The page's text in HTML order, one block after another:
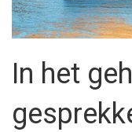
In het